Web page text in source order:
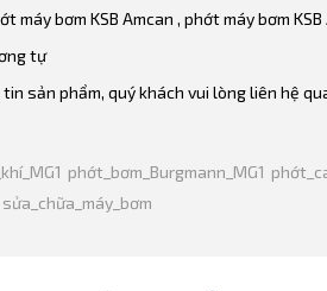
máy bơm KSB Amcan , phớt máy bơm
tự
sản phẩm, quý khách vui lòng liên hệ
phớt_bơm_Burgmann_MG1
sửa_chữa_máy_bơm